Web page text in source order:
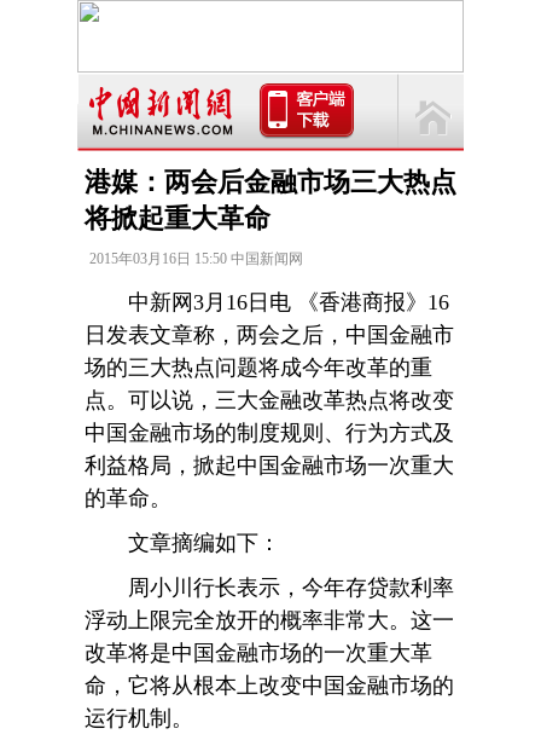
港媒：两会后金融市场三大热点
将掀起重大革命
2015年03月16日 15:50 中国新闻网
中新网3月16日电 《香港商报》16
日发表文章称，两会之后，中国金融市
场的三大热点问题将成今年改革的重
点。可以说，三大金融改革热点将改变
中国金融市场的制度规则、行为方式及
利益格局，掀起中国金融市场一次重大
的革命。
文章摘编如下：
周小川行长表示，今年存贷款利率
浮动上限完全放开的概率非常大。这一
改革将是中国金融市场的一次重大革
命，它将从根本上改变中国金融市场的
运行机制。